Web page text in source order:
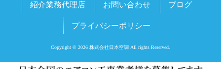
2025年2月
2025年1月
紹介業務代理店 お問い合わせ ブログ
プライバシーポリシー
Copyright © 2026 株式会社日本空調 All rights Reserved.